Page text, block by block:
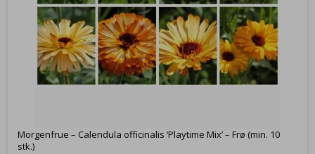
Morgenfrue – Calendula officinalis ‘Playtime Mix’ – Frø (min. 10
stk.)